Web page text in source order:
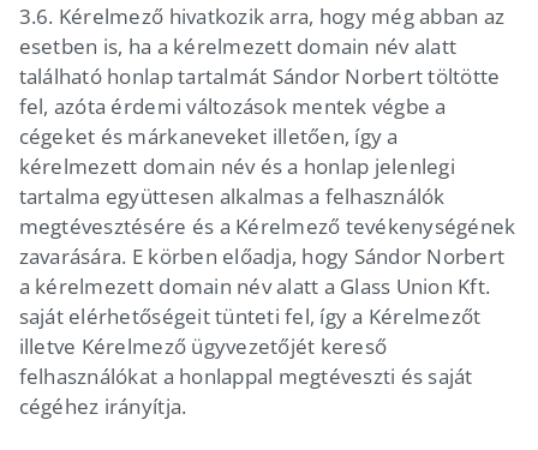
3.6. Kérelmező hivatkozik arra, hogy még abban az
esetben is, ha a kérelmezett domain név alatt
található honlap tartalmát Sándor Norbert töltötte
fel, azóta érdemi változások mentek végbe a
cégeket és márkaneveket illetően, így a
kérelmezett domain név és a honlap jelenlegi
tartalma együttesen alkalmas a felhasználók
megtévesztésére és a Kérelmező tevékenységének
zavarására. E körben előadja, hogy Sándor Norbert
a kérelmezett domain név alatt a Glass Union Kft.
saját elérhetőségeit tünteti fel, így a Kérelmezőt
illetve Kérelmező ügyvezetőjét kereső
felhasználókat a honlappal megtéveszti és saját
cégéhez irányítja.